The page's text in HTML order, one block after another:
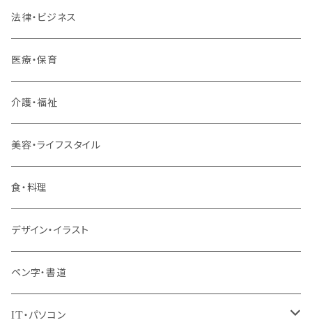
内定者・新入社員
若手社員・中堅社員
リーダー（主任・係長）
管理職
階層共通
パッケージプラン
法律・ビジネス
医療・保育
介護・福祉
美容・ライフスタイル
食・料理
デザイン・イラスト
ペン字・書道
IT・パソコン